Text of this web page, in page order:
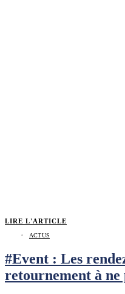
LIRE L'ARTICLE
ACTUS
#Event : Les rendez-vous du
retournement à ne